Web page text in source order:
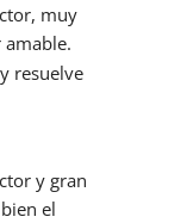
muy
amable.
resuelve
y gran
el